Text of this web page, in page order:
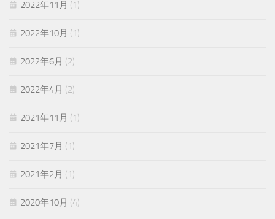
2022年11月 (1)
2022年10月 (1)
2022年6月 (2)
2022年4月 (2)
2021年11月 (1)
2021年7月 (1)
2021年2月 (1)
2020年10月 (4)